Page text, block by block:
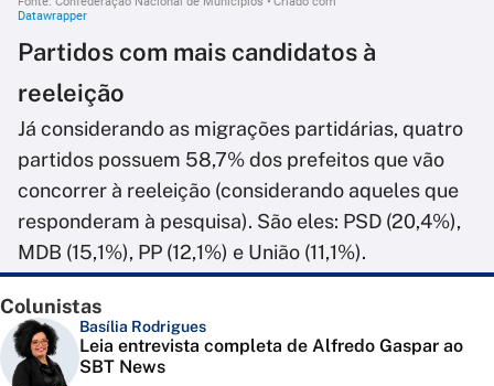
Partidos com mais candidatos à
reeleição
Já considerando as migrações partidárias, quatro
partidos possuem 58,7% dos prefeitos que vão
concorrer à reeleição (considerando aqueles que
responderam à pesquisa). São eles: PSD (20,4%),
MDB (15,1%), PP (12,1%) e União (11,1%).
Colunistas
Basília Rodrigues
Leia entrevista completa de Alfredo Gaspar ao
SBT News